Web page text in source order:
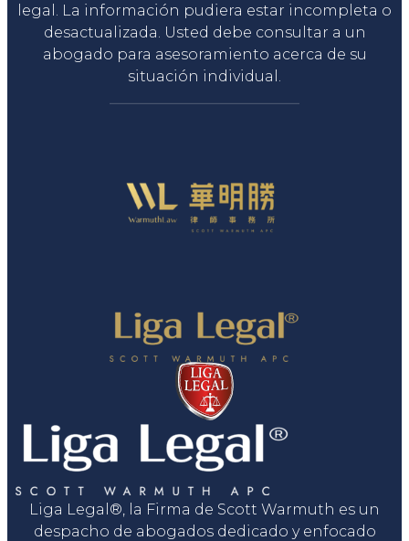
legal. La información pudiera estar incompleta o
desactualizada. Usted debe consultar a un
abogado para asesoramiento acerca de su
situación individual.
Liga Legal®, la Firma de Scott Warmuth es un
despacho de abogados dedicado y enfocado